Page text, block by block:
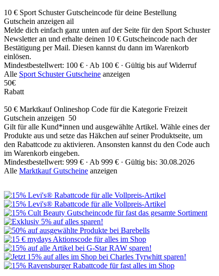
10 € Sport Schuster Gutscheincode für deine Bestellung
Gutschein anzeigen ail
Melde dich einfach ganz unten auf der Seite für den Sport Schuster
Newsletter an und erhalte deinen 10 € Gutscheincode nach der
Bestätigung per Mail. Diesen kannst du dann im Warenkorb
einlösen.
Mindestbestellwert: 100 € · Ab 100 € · Gültig bis auf Widerruf
Alle Sport Schuster Gutscheine anzeigen
50€
Rabatt
50 € Marktkauf Onlineshop Code für die Kategorie Freizeit
Gutschein anzeigen 50
Gilt für alle Kund*innen und ausgewählte Artikel. Wähle eines der
Produkte aus und setze das Häkchen auf seiner Produktseite, um
den Rabattcode zu aktivieren. Ansonsten kannst du den Code auch
im Warenkorb eingeben.
Mindestbestellwert: 999 € · Ab 999 € · Gültig bis: 30.08.2026
Alle Marktkauf Gutscheine anzeigen